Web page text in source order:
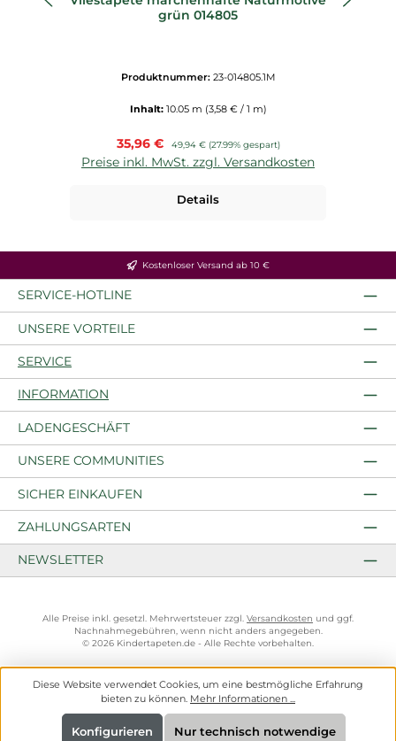
grün 014805
Produktnummer: 23-014805.1M
Inhalt: 10.05 m (3,58 € / 1 m)
Verkaufspreis:
35,96 € Regulärer Preis:
49,94 € (27.99% gespart)
Preise inkl. MwSt. zzgl. Versandkosten
Details
Kostenloser Versand ab 10 €
SERVICE-HOTLINE
UNSERE VORTEILE
SERVICE
INFORMATION
LADENGESCHÄFT
UNSERE COMMUNITIES
SICHER EINKAUFEN
ZAHLUNGSARTEN
NEWSLETTER
Alle Preise inkl. gesetzl. Mehrwertsteuer zzgl. Versandkosten und ggf.
Nachnahmegebühren, wenn nicht anders angegeben.
© 2026 Kindertapeten.de - Alle Rechte vorbehalten.
Diese Website verwendet Cookies, um eine bestmögliche Erfahrung
bieten zu können. Mehr Informationen ...
Nur technisch notwendige
Konfigurieren